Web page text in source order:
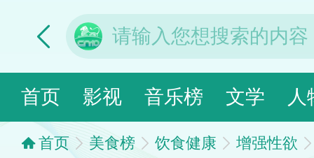
首页 影视 音乐榜 文学 人
首页 美食榜 饮食健康 增强性欲